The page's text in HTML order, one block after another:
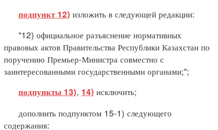
подпункт 12) изложить в следующей редакции:
"12) официальное разъяснение нормативных
правовых актов Правительства Республики Казахстан по
поручению Премьер-Министра совместно с
заинтересованными государственными органами;";
подпункты 13), 14) исключить;
дополнить подпунктом 15-1) следующего
содержания: